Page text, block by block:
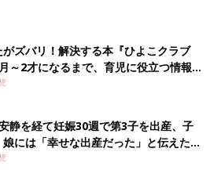
育児「あるある」絵日記を連載、
uchinokoto.y/）にて公開中。
に変換!」をモットーに楽しく過ごし
」で過去に公開されたもので
ズバリ！解決する本『ひよこクラブ
2才になるまで、育児に役立つ情報が
静を経て妊娠30週で第3子を出産、子
には「幸せな出産だった」と伝えたい
児】